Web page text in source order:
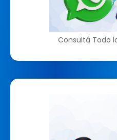
Consultá Todo